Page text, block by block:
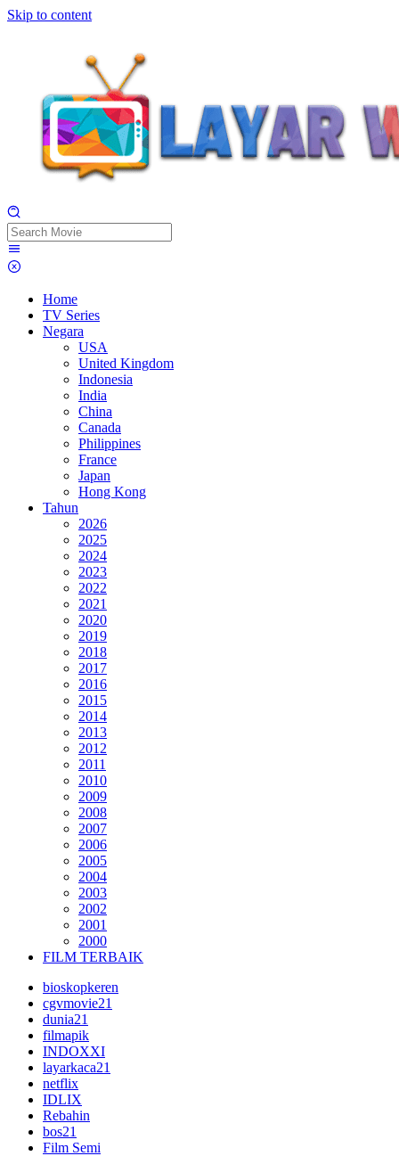
Skip to content
Home
TV Series
Negara
USA
United Kingdom
Indonesia
India
China
Canada
Philippines
France
Japan
Hong Kong
Tahun
2026
2025
2024
2023
2022
2021
2020
2019
2018
2017
2016
2015
2014
2013
2012
2011
2010
2009
2008
2007
2006
2005
2004
2003
2002
2001
2000
FILM TERBAIK
bioskopkeren
cgvmovie21
dunia21
filmapik
INDOXXI
layarkaca21
netflix
IDLIX
Rebahin
bos21
Film Semi